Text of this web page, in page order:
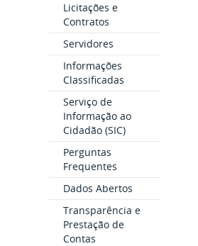
Licitações e
Contratos
Servidores
Informações
Classificadas
Serviço de
Informação ao
Cidadão (SIC)
Perguntas
Frequentes
Dados Abertos
Transparência e
Prestação de
Contas